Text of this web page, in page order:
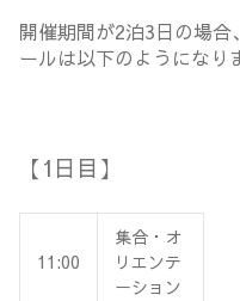
開催期間が2泊3日の場合
ールは以下のようになり
【1日目】
11:00
集合・オ
リエンテ
ーション